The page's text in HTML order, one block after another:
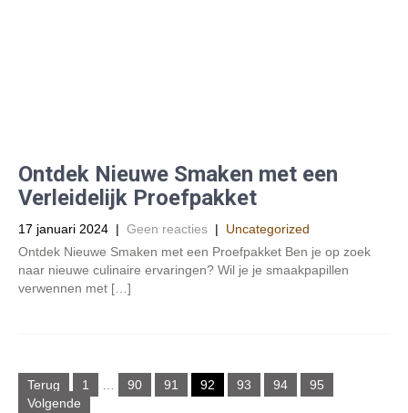
Ontdek Nieuwe Smaken met een
Verleidelijk Proefpakket
17 januari 2024 | Geen reacties | Uncategorized
Ontdek Nieuwe Smaken met een Proefpakket Ben je op zoek
naar nieuwe culinaire ervaringen? Wil je je smaakpapillen
verwennen met […]
Berichtnavigatie
Terug 1 90 91 92 93 94
95
Volgende